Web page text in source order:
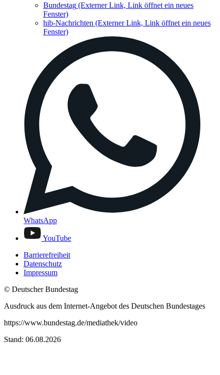
Bundestag (Externer Link, Link öffnet ein neues
Fenster)
hib-Nachrichten (Externer Link, Link öffnet ein neues
Fenster)
WhatsApp
YouTube
Barrierefreiheit
Datenschutz
Impressum
© Deutscher Bundestag
Ausdruck aus dem Internet-Angebot des Deutschen Bundestages
https://www.bundestag.de/mediathek/video
Stand: 06.08.2026